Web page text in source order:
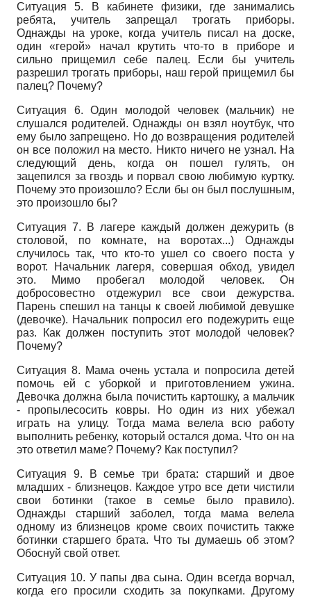
Ситуация 5. В кабинете физики, где занимались
ребята, учитель запрещал трогать приборы.
Однажды на уроке, когда учитель писал на доске,
один «герой» начал крутить что-то в приборе и
сильно прищемил себе палец. Если бы учитель
разрешил трогать приборы, наш герой прищемил бы
палец? Почему?
Ситуация 6. Один молодой человек (мальчик) не
слушался родителей. Однажды он взял ноутбук, что
ему было запрещено. Но до возвращения родителей
он все положил на место. Никто ничего не узнал. На
следующий день, когда он пошел гулять, он
зацепился за гвоздь и порвал свою любимую куртку.
Почему это произошло? Если бы он был послушным,
это произошло бы?
Ситуация 7. В лагере каждый должен дежурить (в
столовой, по комнате, на воротах...) Однажды
случилось так, что кто-то ушел со своего поста у
ворот. Начальник лагеря, совершая обход, увидел
это. Мимо пробегал молодой человек. Он
добросовестно отдежурил все свои дежурства.
Парень спешил на танцы к своей любимой девушке
(девочке). Начальник попросил его подежурить еще
раз. Как должен поступить этот молодой человек?
Почему?
Ситуация 8. Мама очень устала и попросила детей
помочь ей с уборкой и приготовлением ужина.
Девочка должна была почистить картошку, а мальчик
- пропылесосить ковры. Но один из них убежал
играть на улицу. Тогда мама велела всю работу
выполнить ребенку, который остался дома. Что он на
это ответил маме? Почему? Как поступил?
Ситуация 9. В семье три брата: старший и двое
младших - близнецов. Каждое утро все дети чистили
свои ботинки (такое в семье было правило).
Однажды старший заболел, тогда мама велела
одному из близнецов кроме своих почистить также
ботинки старшего брата. Что ты думаешь об этом?
Обоснуй свой ответ.
Ситуация 10. У папы два сына. Один всегда ворчал,
когда его просили сходить за покупками. Другому